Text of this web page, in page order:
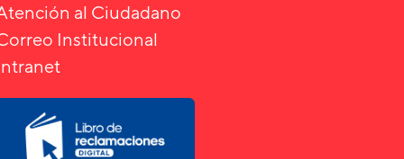
al Ciudadano
Institucional